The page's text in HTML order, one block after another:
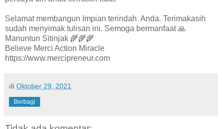
Selamat membangun Impian terindah Anda. Terimakasih
sudah menyimak tulisan ini. Semoga bermanfaat 🙏
Manuntun Sitinjak 🌾🌾🌾
Believe Merci Action Miracle
https://www.mercipreneur.com
di Oktober 29, 2021
Berbagi